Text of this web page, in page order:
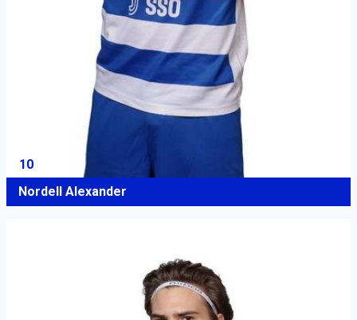
10
Nordell Alexander